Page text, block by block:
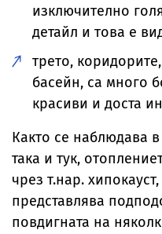
изключително
детайл и това е
трето,
басейн, са много
красиви и доста
Както се наблюдава
така и тук,
чрез т.нар.
представлява
повдигната на